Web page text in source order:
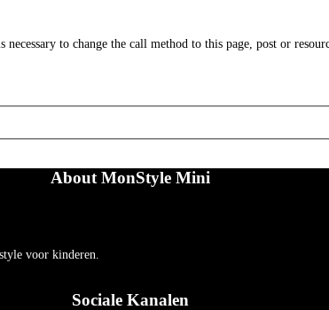
to change the call method to this page, post or
About MonStyle Mini
voor kinderen.
Sociale Kanalen